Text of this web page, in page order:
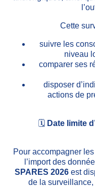
Cette
suivre les
niveau
comparer ses
disposer
actions de
🗓️ Date limite
Pour accompagner
l’import des
SPARES 2026 est
de la